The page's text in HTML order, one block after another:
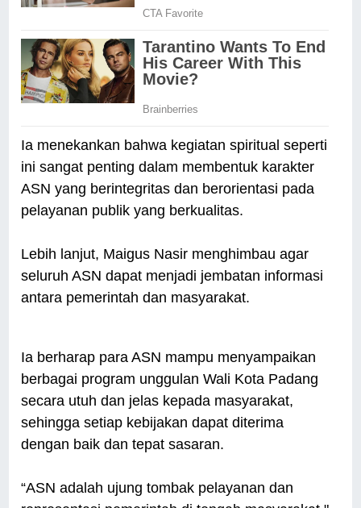
Ia menekankan bahwa kegiatan spiritual seperti
ini sangat penting dalam membentuk karakter
ASN yang berintegritas dan berorientasi pada
pelayanan publik yang berkualitas.
Lebih lanjut, Maigus Nasir menghimbau agar
seluruh ASN dapat menjadi jembatan informasi
antara pemerintah dan masyarakat.
Ia berharap para ASN mampu menyampaikan
berbagai program unggulan Wali Kota Padang
secara utuh dan jelas kepada masyarakat,
sehingga setiap kebijakan dapat diterima
dengan baik dan tepat sasaran.
“ASN adalah ujung tombak pelayanan dan